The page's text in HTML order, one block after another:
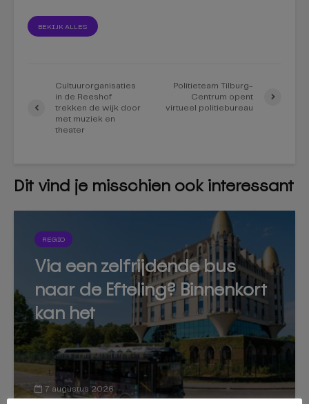
BEKIJK ALLES
Cultuurorganisaties
in de Reeshof
trekken de wijk door
met muziek en
theater
Politieteam Tilburg-
Centrum opent
virtueel politiebureau
Dit vind je misschien ook interessant
REGIO
Via een zelfrijdende bus
naar de Efteling? Binnenkort
kan het
7 augustus 2026